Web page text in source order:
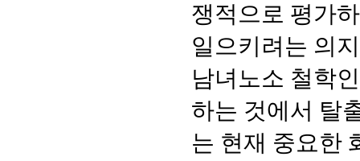
쟁적으로 평가
일으키려는 의
남녀노소 철학
하는 것에서 탈
는 현재 중요한